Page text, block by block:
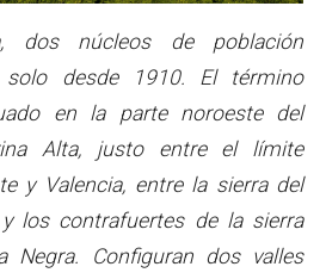
dos núcleos de población
desde 1910. El término
en la parte noroeste del
Alta, justo entre el límite
y Valencia, entre la sierra del
los contrafuertes de la sierra
Negra. Configuran dos valles